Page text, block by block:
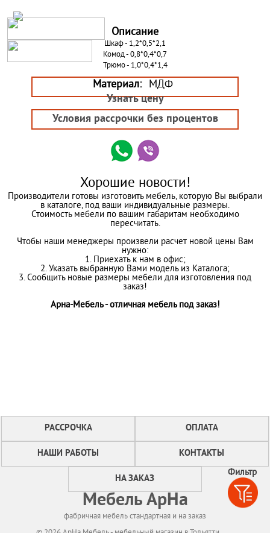
Фильтр
Описание
Шкаф - 1,2*0,5*2,1
Комод - 0,8*0,4*0,7
Трюмо - 1,0*0,4*1,4
Материал: МДФ
Узнать цену
Условия рассрочки без процентов
Хорошие новости!
Производители готовы изготовить мебель, которую Вы выбрали
в каталоге, под ваши индивидуальные размеры.
Стоимость мебели по вашим габаритам необходимо
пересчитать.
Чтобы наши менеджеры произвели расчет новой цены Вам
нужно:
1. Приехать к нам в офис;
2. Указать выбранную Вами модель из Каталога;
3. Сообщить новые размеры мебели для изготовления под
заказ!
Арна-Мебель - отличная мебель под заказ!
РАССРОЧКА ОПЛАТА
НАШИ РАБОТЫ КОНТАКТЫ
НА ЗАКАЗ
Мебель АрНа
фабричная мебель стандартная и на заказ
© 2026 АрНа Мебель - мебельный магазин в Тольятти